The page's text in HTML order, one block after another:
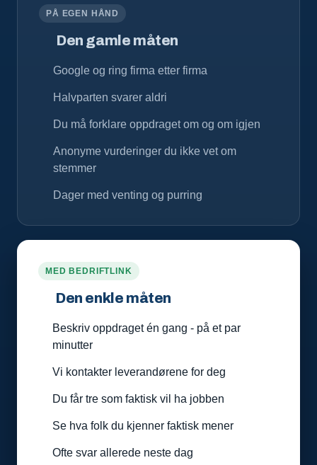
PÅ EGEN HÅND
Den gamle måten
Google og ring firma etter firma
Halvparten svarer aldri
Du må forklare oppdraget om og om igjen
Anonyme vurderinger du ikke vet om
stemmer
Dager med venting og purring
MED BEDRIFTLINK
Den enkle måten
Beskriv oppdraget én gang - på et par
minutter
Vi kontakter leverandørene for deg
Du får tre som faktisk vil ha jobben
Se hva folk du kjenner faktisk mener
Ofte svar allerede neste dag